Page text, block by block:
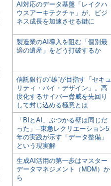
AI対応のデータ基盤「レイクハ
ウスアーキテクチャ」が、ビジ
ネス成長を加速させる鍵に
製造業のAI導入を阻む「個別最
適の遺産」をどう打破するか
信託銀行の“雄”が目指す「セキュ
リティ・バイ・デザイン」。高
度化するサイバー脅威を先回り
して封じ込める極意とは
「BIとAI、ぶつかる壁は同じだ
った」─東急レクリエーション5
年の実践が示す「データ整備」
という現実解
生成AI活用の第一歩はマスター
データマネジメント（MDM）か
ら